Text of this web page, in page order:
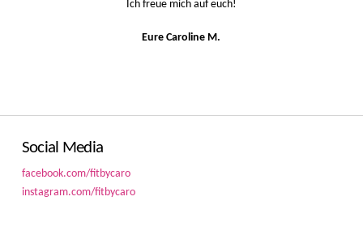
Ich freue mich auf euch!
Eure Caroline M.
Social Media
facebook.com/fitbycaro
instagram.com/fitbycaro